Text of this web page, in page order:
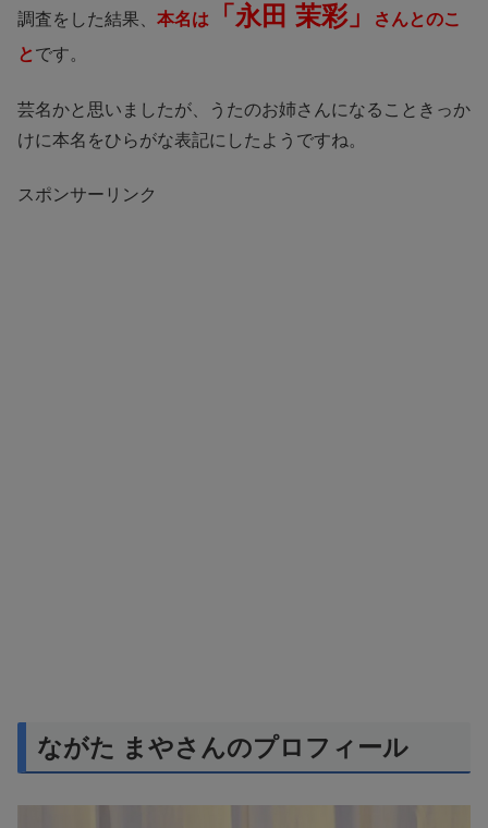
調査をした結果、 本名は 「永田 茉彩」
さんとのこ
と です。
芸名かと思いましたが、うたのお姉さんになることきっか
けに本名をひらがな表記にしたようですね。
スポンサーリンク
ながた まやさんのプロフィール